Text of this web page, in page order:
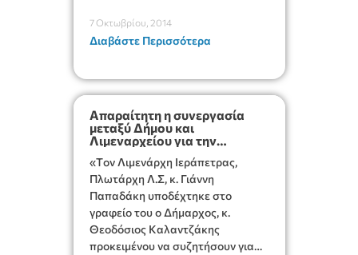
κα.Χρύσα Σοφιανού....»
7 Οκτωβρίου, 2014
Διαβάστε Περισσότερα
Απαραίτητη η συνεργασία
μεταξύ Δήμου και
Λιμεναρχείου για την
προβλημάτων
«Tον Λιμενάρχη Ιεράπετρας,
Πλωτάρχη Λ.Σ, κ. Γιάννη
Παπαδάκη υποδέχτηκε στο
γραφείο του ο Δήμαρχος, κ.
Θεοδόσιος Καλαντζάκης
προκειμένου να συζητήσουν για